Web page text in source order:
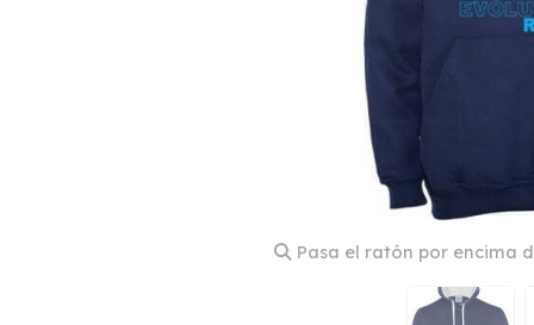
Pasa el ratón por encima